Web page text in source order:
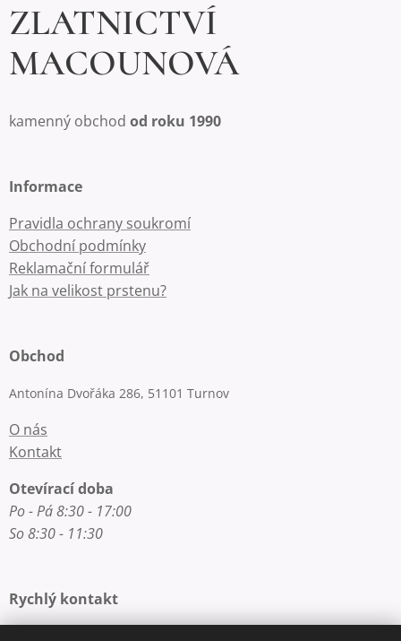
ZLATNICTVÍ
MACOUNOVÁ
kamenný obchod od roku 1990
Informace
Pravidla ochrany soukromí
Obchodní podmínky
Reklamační formulář
Jak na velikost prstenu?
Obchod
Antonína Dvořáka 286, 51101 Turnov
O nás
Kontakt
Otevírací doba
Po - Pá 8:30 - 17:00
So 8:30 - 11:30
Rychlý kontakt